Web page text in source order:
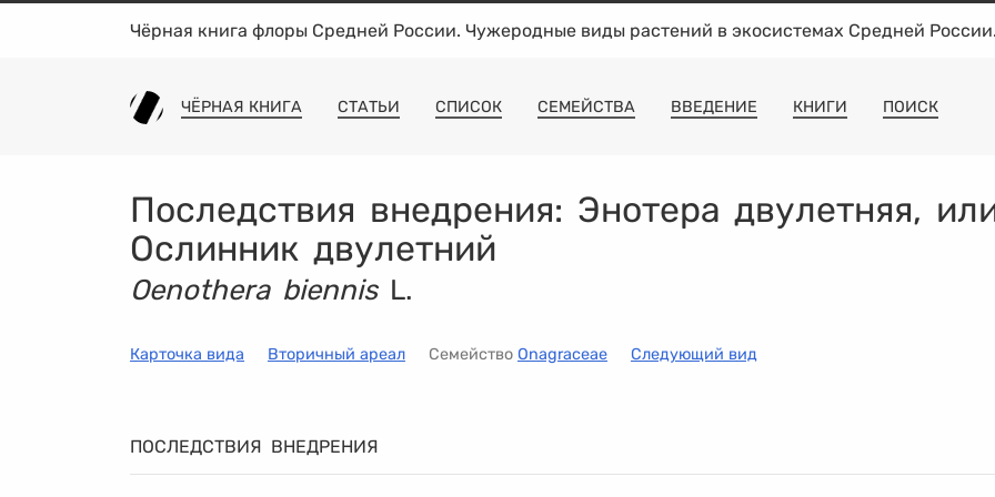
Чёрная книга флоры Средней России. Чужеродные виды растений в экосистемах Средней
ЧЁРНАЯ КНИГА СТАТЬИ СПИСОК СЕМЕЙСТВА ВВЕДЕНИЕ КНИГИ ПОИСК
Последствия внедрения: Энотера двулетняя,
Ослинник двулетний
Oenothera biennisL.
Карточка вида Вторичный ареал Семейство Onagraceae Следующий вид
ПОСЛЕДСТВИЯ ВНЕДРЕНИЯ